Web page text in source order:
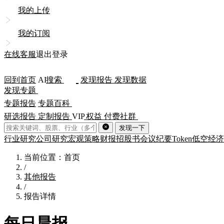
我的上传
我的订阅
在线客服退出登录
回到首页 AI搜索 发现报告 发现数据
发现专题
专题报告 专题百科
研选报告 定制报告 VIP权益 付费社群
发现一下
行业研究公司研究宏观策略财报招股书会议纪要Token低空经济
当前位置：首页
/
其他报告
/
报告详情